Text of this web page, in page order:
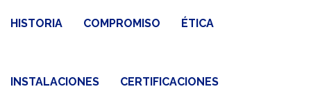
HISTORIA COMPROMISO ÉTICA
INSTALACIONES CERTIFICACIONES